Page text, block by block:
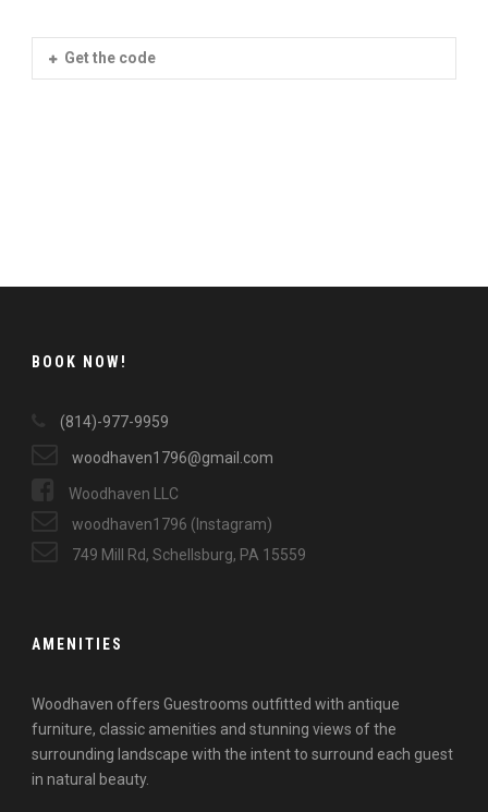
Get the code
BOOK NOW!
(814)-977-9959
woodhaven1796@gmail.com
Woodhaven LLC
woodhaven1796 (Instagram)
749 Mill Rd, Schellsburg, PA 15559
AMENITIES
Woodhaven offers Guestrooms outfitted with antique
furniture, classic amenities and stunning views of the
surrounding landscape with the intent to surround each guest
in natural beauty.